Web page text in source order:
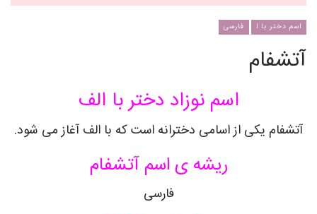
اسم دختر با ا فارسی
آتشفام
اسم نوزاد دختر با الف
آتشفام یکی از اسامی دخترانه است که با الف آغاز می شود.
ریشه ی اسم آتشفام
فارسی